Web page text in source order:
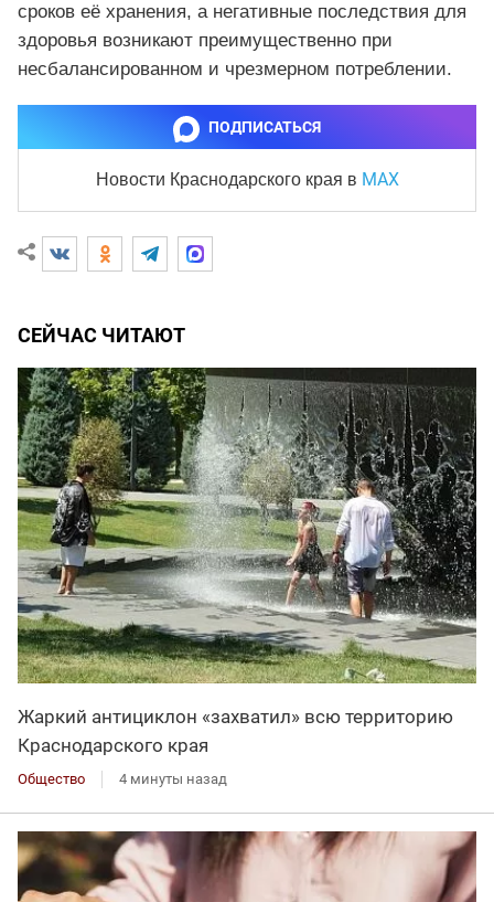
сроков её хранения, а негативные последствия для
здоровья возникают преимущественно при
несбалансированном и чрезмерном потреблении.
ПОДПИСАТЬСЯ
Новости Краснодарского края в MAX
СЕЙЧАС ЧИТАЮТ
Жаркий антициклон «захватил» всю территорию
Краснодарского края
Общество 4 минуты назад